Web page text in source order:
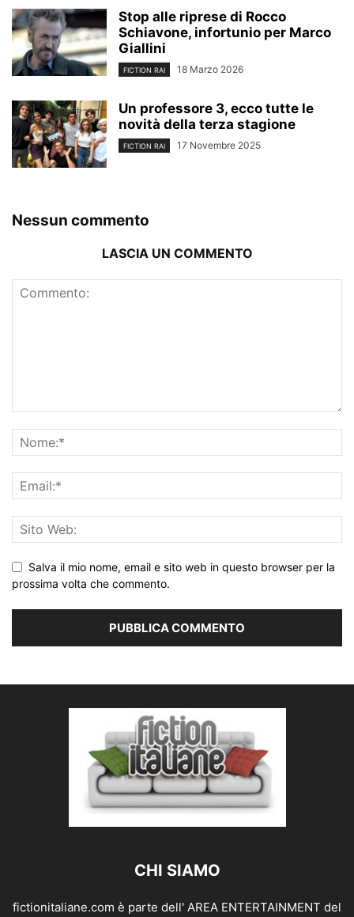
Stop alle riprese di Rocco
Schiavone, infortunio per Marco
Giallini
FICTION RAI 18 Marzo 2026
Un professore 3, ecco tutte le
novità della terza stagione
FICTION RAI 17 Novembre 2025
Nessun commento
LASCIA UN COMMENTO
Salva il mio nome, email e sito web in questo browser per la
prossima volta che commento.
CHI SIAMO
fictionitaliane.com è parte dell' AREA ENTERTAINMENT del